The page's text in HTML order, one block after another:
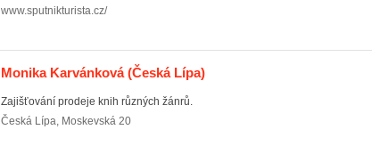
www.sputnikturista.cz/
Monika Karvánková(Česká Lípa)
Zajišťování prodeje knih různých žánrů.
Česká Lípa, Moskevská 20